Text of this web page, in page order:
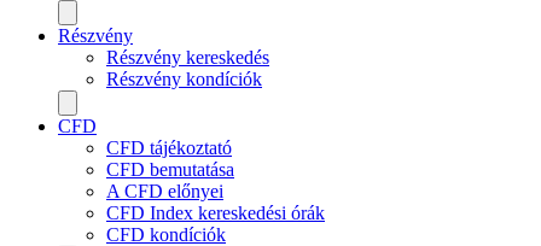
Részvény
Részvény kereskedés
Részvény kondíciók
CFD
CFD tájékoztató
CFD bemutatása
A CFD előnyei
CFD Index kereskedési órák
CFD kondíciók